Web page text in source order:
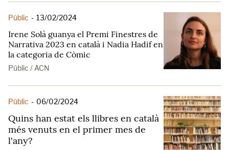
Públic - 13/02/2024
Irene Solà guanya el Premi Finestres de
Narrativa 2023 en català i Nadia Hadif en
la categoria de Còmic
Públic / ACN
Públic - 06/02/2024
Quins han estat els llibres en català
més venuts en el primer mes de
l'any?